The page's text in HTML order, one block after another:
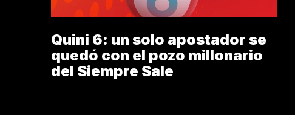
Quini 6: un solo apostador se
quedó con el pozo millonario
del Siempre Sale